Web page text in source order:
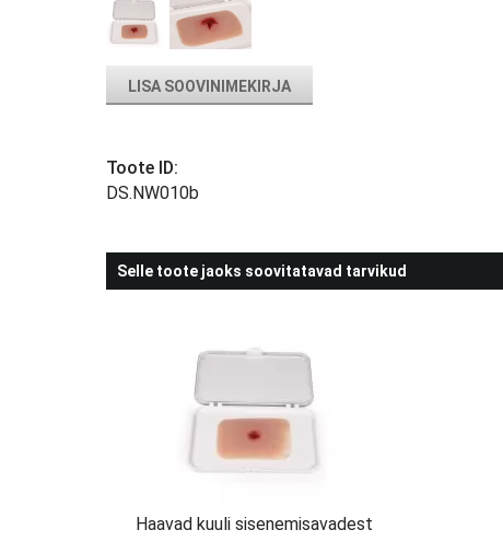
LISA SOOVINIMEKIRJA
Toote ID:
DS.NW010b
Selle toote jaoks soovitatavad tarvikud
Haavad kuuli sisenemisavadest